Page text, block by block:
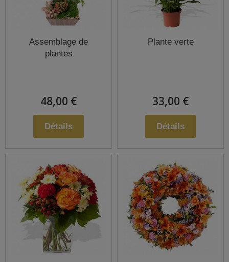
Assemblage de
plantes
48,00 €
Détails
Plante verte
33,00 €
Détails